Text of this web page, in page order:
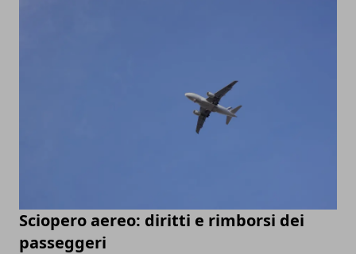
Sciopero aereo: diritti e rimborsi dei
passeggeri